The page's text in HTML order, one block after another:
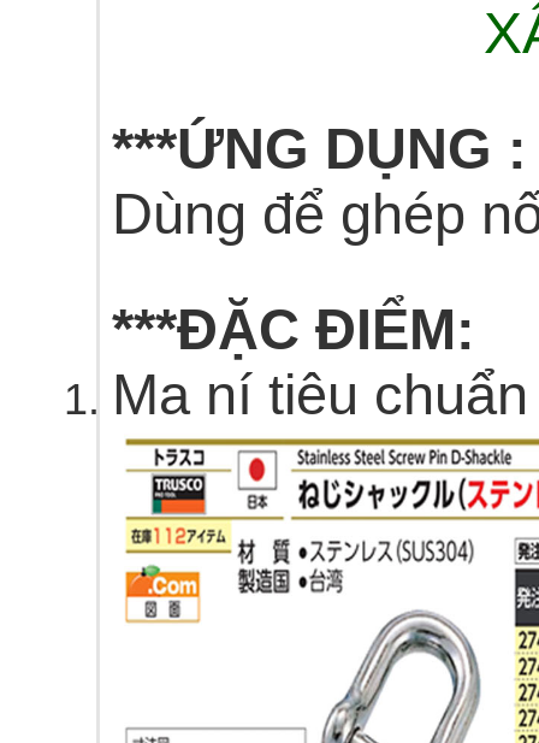
***ỨNG DỤNG :
Dùng để ghép
***ĐẶC ĐIỂM:
Ma ní tiêu